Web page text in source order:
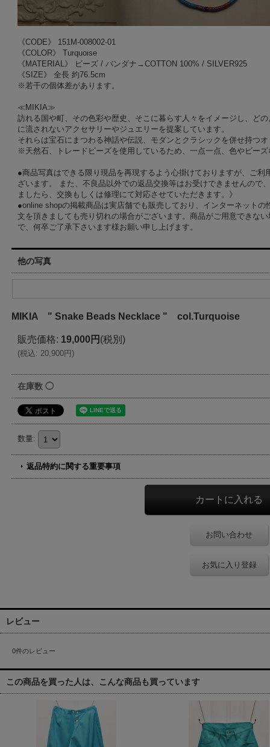
《CODE》 151M-008002-01
《COLOR》 Turquoise
《MATERIAL》 ビーズ / バンダナ→COTTON 100% / SILVER925
《SIZE》 全長 約76.5cm
※若干の個体差があります。
≪MIKIA≫
訪れる国や町、その色彩や歴史、そこに暮らす人々をイメージし、ど
に流されないアクセサリーやジュエリーを提案しています。
それらは宝石にまつわる神話や伝説、モダンとクラシックを併せ持つ
※天然石、トレードビーズを使用しているため、一点一点、色やビー
●商品写真はできる限り現品を再現するよう心掛けておりますが、ご
ざいます。 また、不良品以外での返品交換等はお受けできませんので
ましたら、交換もしくは修理にて対応させていただきます。》
●online shopの掲載商品は実店舗でも販売しており、インターネット
文を頂きましても売り切れの場合がございます。商品がご用意できな
で、何卒ご了承下さいます様お願い申し上げます。
他の写真
MIKIA " Snake Beads Necklace " col.Turquoise
販売価格: 19,000円 (税別)
(税込: 20,900円)
在庫数 ◯
数量:
返品特約に関する重要事項
お問い合わせ
お気に入り登録
レビュー
0件のレビュー
この商品を買った人は、こんな商品も買っています